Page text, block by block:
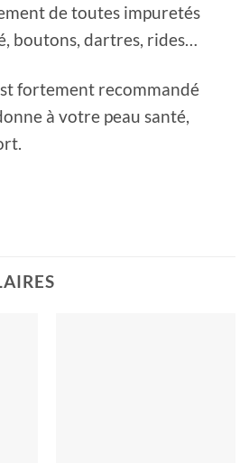
de toutes impuretés
boutons, dartres, rides…
fortement recommandé
à votre peau santé,